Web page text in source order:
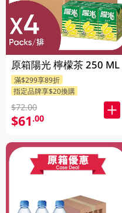
原箱陽光 檸檬茶 250 ML
滿$299享89折
指定品牌享$20換購
$72.00
$61.00